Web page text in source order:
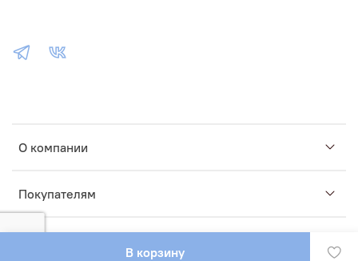
В корзину
О компании
Покупателям